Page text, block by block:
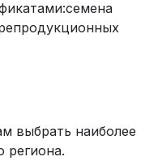
выбрать наиболее
региона.